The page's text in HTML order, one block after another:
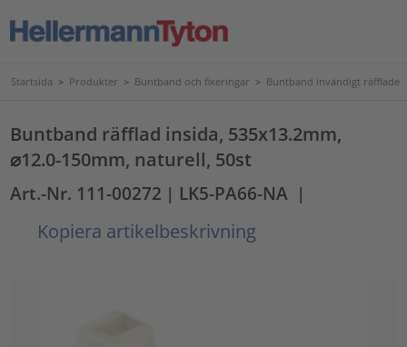
Startsida > Produkter > Buntband och fixeringar > Buntband invändigt räfflade
Buntband räfflad insida, 535x13.2mm,
⌀12.0-150mm, naturell, 50st
Art.-Nr. 111-00272 | LK5-PA66-NA |
Kopiera artikelbeskrivning